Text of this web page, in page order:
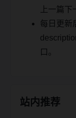
上一篇
每日更新
口。
站内推荐